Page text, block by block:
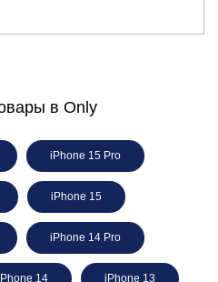
в Only
iPhone 15 Pro
iPhone 15
iPhone 14 Pro
14 iPhone 13